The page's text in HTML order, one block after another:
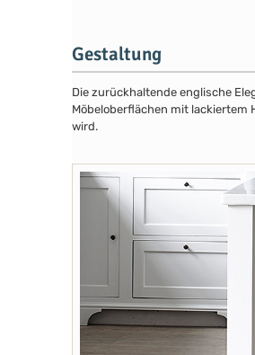
Gestaltung
Die zurückhaltende englische
Möbeloberflächen mit lackiertem
wird.